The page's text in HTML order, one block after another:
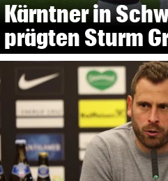
Kärntner in
prägten Sturm